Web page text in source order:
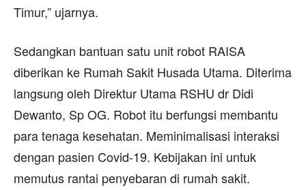
Timur,” ujarnya.
Sedangkan bantuan satu unit robot RAISA
diberikan ke Rumah Sakit Husada Utama. Diterima
langsung oleh Direktur Utama RSHU dr Didi
Dewanto, Sp OG. Robot itu berfungsi membantu
para tenaga kesehatan. Meminimalisasi interaksi
dengan pasien Covid-19. Kebijakan ini untuk
memutus rantai penyebaran di rumah sakit.